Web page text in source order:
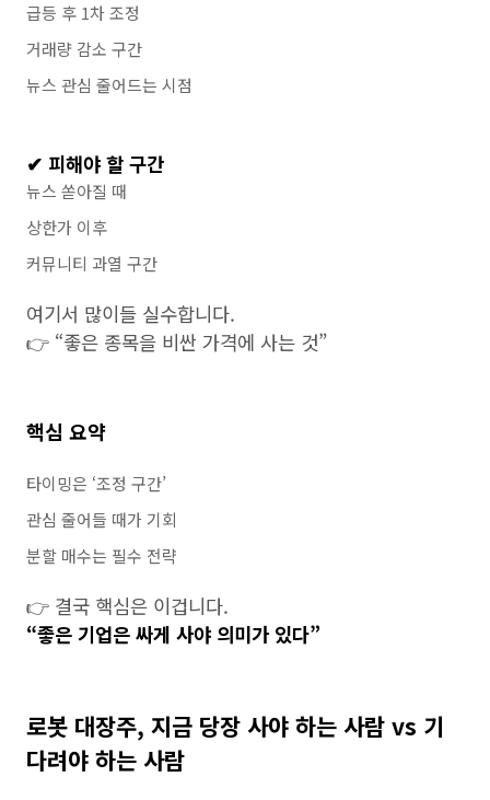
급등 후 1차 조정
거래량 감소 구간
뉴스 관심 줄어드는 시점
✔ 피해야 할 구간
뉴스 쏟아질 때
상한가 이후
커뮤니티 과열 구간
여기서 많이들 실수합니다.
👉 “좋은 종목을 비싼 가격에 사는 것”
핵심 요약
타이밍은 ‘조정 구간’
관심 줄어들 때가 기회
분할 매수는 필수 전략
👉 결국 핵심은 이겁니다.
“좋은 기업은 싸게 사야 의미가 있다”
로봇 대장주, 지금 당장 사야 하는 사람 vs 기
다려야 하는 사람